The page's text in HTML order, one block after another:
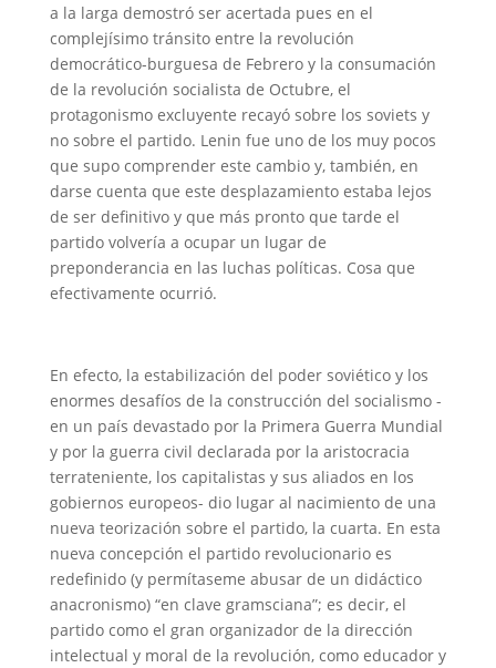
a la larga demostró ser acertada pues en el
complejísimo tránsito entre la revolución
democrático-burguesa de Febrero y la consumación
de la revolución socialista de Octubre, el
protagonismo excluyente recayó sobre los soviets y
no sobre el partido. Lenin fue uno de los muy pocos
que supo comprender este cambio y, también, en
darse cuenta que este desplazamiento estaba lejos
de ser definitivo y que más pronto que tarde el
partido volvería a ocupar un lugar de
preponderancia en las luchas políticas. Cosa que
efectivamente ocurrió.
En efecto, la estabilización del poder soviético y los
enormes desafíos de la construcción del socialismo -
en un país devastado por la Primera Guerra Mundial
y por la guerra civil declarada por la aristocracia
terrateniente, los capitalistas y sus aliados en los
gobiernos europeos- dio lugar al nacimiento de una
nueva teorización sobre el partido, la cuarta. En esta
nueva concepción el partido revolucionario es
redefinido (y permítaseme abusar de un didáctico
anacronismo) “en clave gramsciana”; es decir, el
partido como el gran organizador de la dirección
intelectual y moral de la revolución, como educador y